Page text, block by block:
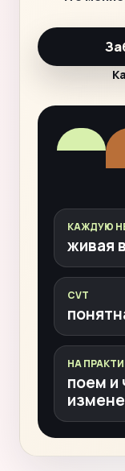
КАЖДУЮ
живая
CVT
НА
поем и